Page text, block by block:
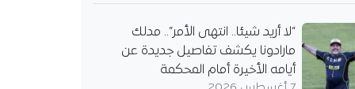
“لا أريد شيئا.. انتهى الأمر”.. مدلك
مارادونا يكشف تفاصيل جديدة عن
أيامه الأخيرة أمام المحكمة